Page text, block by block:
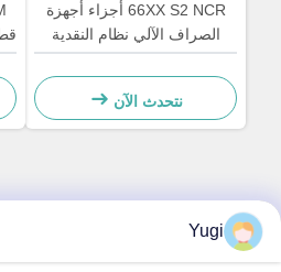
66XX S2 NCR أجزاء أجهزة
الصراف الآلي نظام النقدية
الآلية الأجهزة البلاستيكية C
سحب القفل 4450759179
نتحدث الآن
الاتصال السريع
Yugi